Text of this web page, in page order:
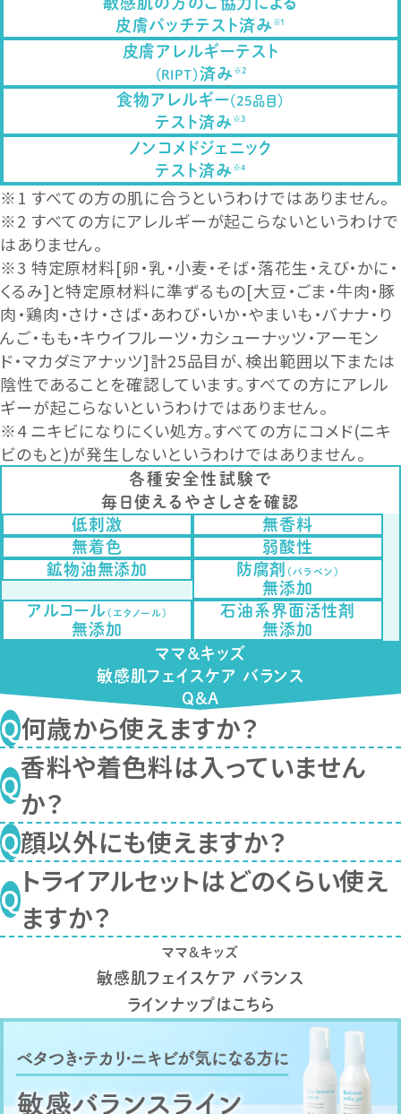
皮膚パッチテスト済み ※1
皮膚アレルギーテスト
（RIPT） 済み ※2
食物アレルギー（25品目）
テスト済み ※3
ノンコメドジェニック
テスト済み ※4
※1 すべての方の肌に合うというわけではありません。
※2 すべての方にアレルギーが起こらないというわけで
はありません。
※3 特定原材料[卵・乳・小麦・そば・落花生・えび・かに・
くるみ]と特定原材料に準ずるもの[大豆・ごま・牛肉・豚
肉・鶏肉・さけ・さば・あわび・いか・やまいも・バナナ・り
んご・もも・キウイフルーツ・カシューナッツ・アーモン
ド・マカダミアナッツ]計25品目が、検出範囲以下または
陰性であることを確認しています。すべての方にアレル
ギーが起こらないというわけではありません。
※4 ニキビになりにくい処方。すべての方にコメド(ニキ
ビのもと)が発生しないというわけではありません。
各種安全性試験で
毎日使えるやさしさを確認
低刺激
無香料
無着色
弱酸性
鉱物油無添加
防腐剤 （パラベン）
無添加
アルコール （エタノール）
無添加
石油系界面活性剤
無添加
ママ＆キッズ
敏感肌フェイスケア バランス
Q&A
何歳から使えますか？
生まれたての赤ちゃんからご利用
いただけますが、ベタつきやニキビ
が気になり始めたときからお使いい
ただくのがおすすめです。
香料や着色料は入っていません
か？
香料や着色料、アロマ成分やアル
コール(エタノール)など、肌の刺激
になりうる成分は徹底してカットし
ています。
セラミドなどの肌本来の美肌成分を
たっぷり配合し、すこやかな肌を育み
ます。
顔以外にも使えますか？
特にデリケートなお顔の肌にもお
使いいただける設計のため、体にも
お使いいただけます。
高保湿なのにベタつかない使い心
地で、ボディへの使用もおすすめで
す。
トライアルセットはどのくらい使え
ますか？
朝晩お顔への使用で、約1週間お
使いいただけます。
※使用量には個人差があります。
ママ＆キッズ
敏感肌フェイスケア バランス
ラインナップはこちら